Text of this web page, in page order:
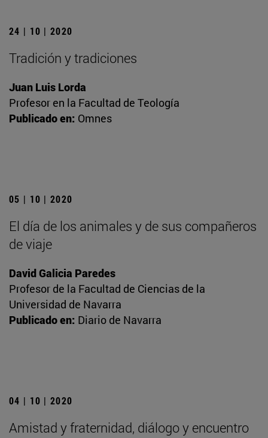
24 | 10 | 2020
Tradición y tradiciones
Juan Luis Lorda
Profesor en la Facultad de Teología
Publicado en: Omnes
05 | 10 | 2020
El día de los animales y de sus compañeros
de viaje
David Galicia Paredes
Profesor de la Facultad de Ciencias de la
Universidad de Navarra
Publicado en: Diario de Navarra
04 | 10 | 2020
Amistad y fraternidad, diálogo y encuentro